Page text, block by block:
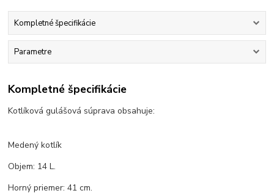
Kompletné špecifikácie
Parametre
Kompletné špecifikácie
Kotlíková gulášová súprava obsahuje:
Medený kotlík
Objem: 14 L.
Horný priemer: 41 cm.